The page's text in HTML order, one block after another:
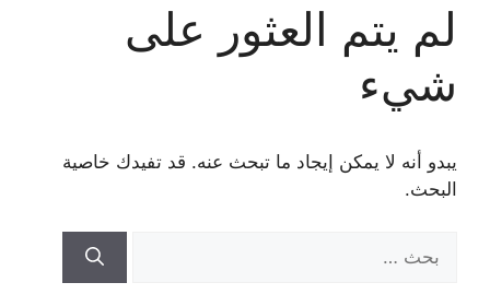
لم يتم العثور على
شيء
يبدو أنه لا يمكن إيجاد ما تبحث عنه. قد تفيدك خاصية
البحث.
عن: